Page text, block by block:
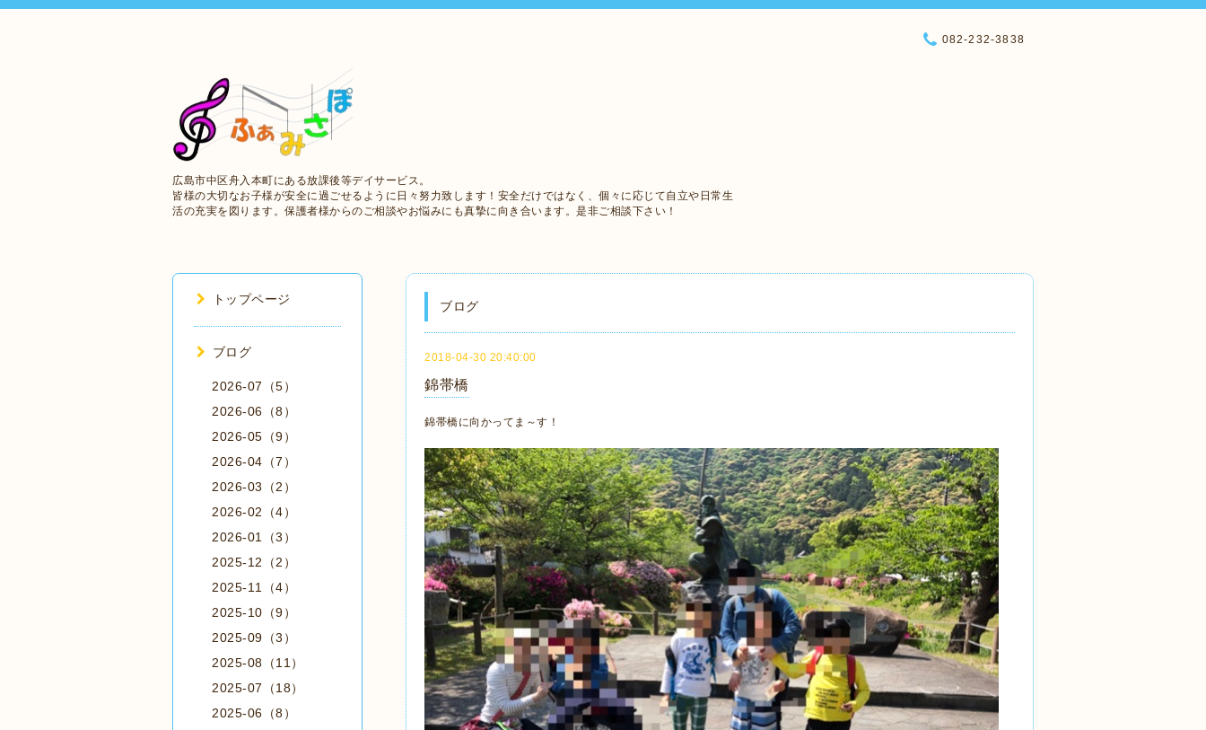
広島市中区舟入本町にある放課後等デイサービス。
皆様の大切なお子様が安全に過ごせるように日々努力致します！安全だけではなく、個々に応じて自立や日常生
活の充実を図ります。保護者様からのご相談やお悩みにも真摯に向き合います。是非ご相談下さい！
082-232-3838
ブログ
2018-04-30 20:40:00
錦帯橋
錦帯橋に向かってま～す！
トップページ
ブログ
2026-07（5）
2026-06（8）
2026-05（9）
2026-04（7）
2026-03（2）
2026-02（4）
2026-01（3）
2025-12（2）
2025-11（4）
2025-10（9）
2025-09（3）
2025-08（11）
2025-07（18）
2025-06（8）